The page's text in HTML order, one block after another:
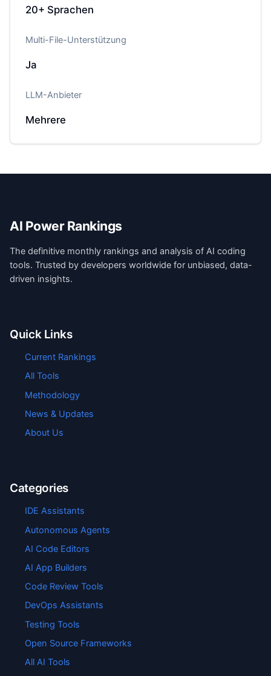
20+ Sprachen
Multi-File-Unterstützung
Ja
LLM-Anbieter
Mehrere
AI Power Rankings
The definitive monthly rankings and analysis of AI coding
tools. Trusted by developers worldwide for unbiased, data-
driven insights.
Quick Links
Current Rankings
All Tools
Methodology
News & Updates
About Us
Categories
IDE Assistants
Autonomous Agents
AI Code Editors
AI App Builders
Code Review Tools
DevOps Assistants
Testing Tools
Open Source Frameworks
All AI Tools